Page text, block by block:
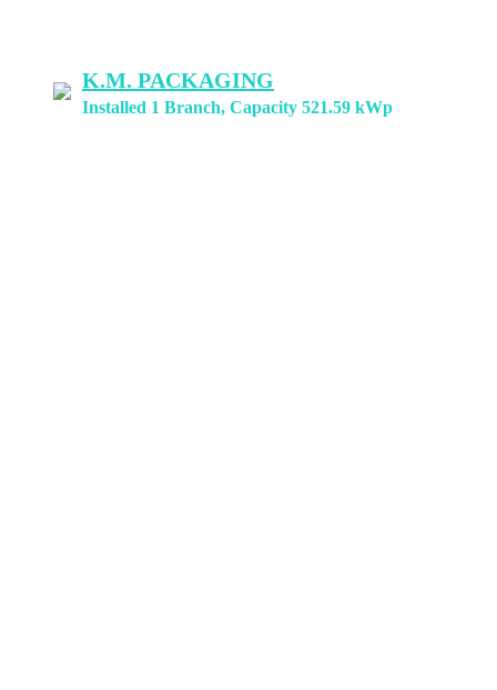
K.M. PACKAGING
Installed 1 Branch, Capacity 521.59 kWp